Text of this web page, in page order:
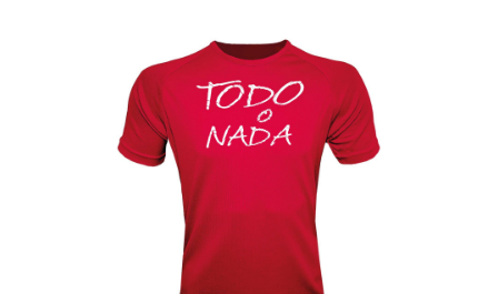
la
página
de
producto
producto
tiene
múltiples
variantes.
Las